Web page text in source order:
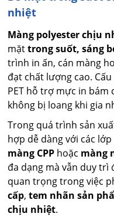
nhiệt
Màng polyester chịu
mặttrong suốt, sáng
trình in ấn, cán màng
đạt chất lượng cao.
PET hỗ trợ mực in bám
không bị loang khi gia
Trong quá trình sản
hợp dễ dàng với các
màng CPP hoặc màng
đa dạng mà vẫn duy trì
quan trọng trong việc
cấp,tem nhãn sản
chịu nhiệt.